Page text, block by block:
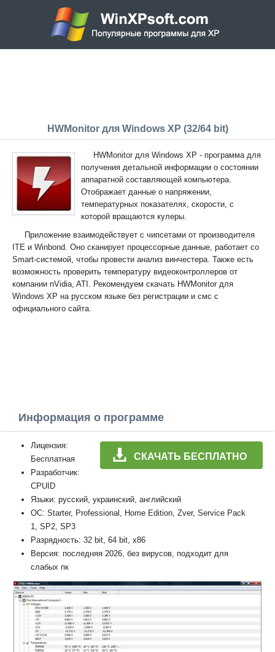
HWMonitor для Windows XP (32/64 bit)
HWMonitor для Windows XP - программа для
получения детальной информации о состоянии
аппаратной составляющей компьютера.
Отображает данные о напряжении,
температурных показателях, скорости, с
которой вращаются кулеры.
Приложение взаимодействует с чипсетами от производителя
ITE и Winbond. Оно сканирует процессорные данные, работает со
Smart-системой, чтобы провести анализ винчестера. Также есть
возможность проверить температуру видеоконтроллеров от
компании nVidia, ATI. Рекомендуем скачать HWMonitor для
Windows XP на русском языке без регистрации и смс с
официального сайта.
Информация о программе
СКАЧАТЬ БЕСПЛАТНО
Лицензия:
Бесплатная
Разработчик:
CPUID
Языки: русский, украинский, английский
ОС: Starter, Professional, Home Edition, Zver, Service Pack
1, SP2, SP3
Разрядность: 32 bit, 64 bit, x86
Версия: последняя 2026, без вирусов, подходит для
слабых пк